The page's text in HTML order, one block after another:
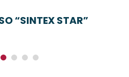
“SINTEX STAR”